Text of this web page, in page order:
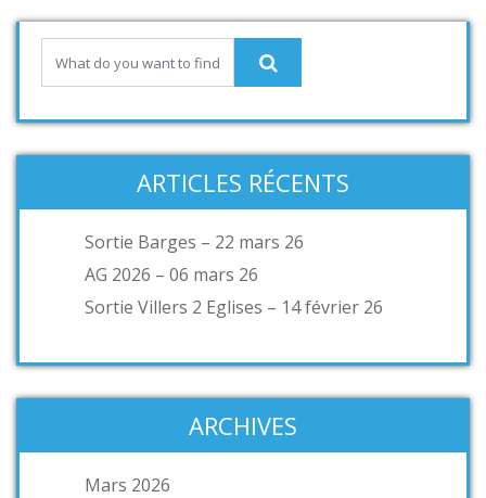
ARTICLES RÉCENTS
Sortie Barges – 22 mars 26
AG 2026 – 06 mars 26
Sortie Villers 2 Eglises – 14 février 26
ARCHIVES
Mars 2026